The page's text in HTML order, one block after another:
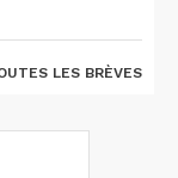
LES BRÈVES